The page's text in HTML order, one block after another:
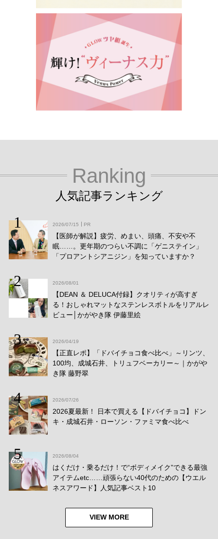
Ranking
人気記事ランキング
2026/07/15 PR
【医師が解説】疲労、めまい、頭痛、不安や不
眠……。更年期のつらい不調に「ゲニステイン」
「プロアントシアニジン」を知っていますか？
2026/08/01
【DEAN ＆ DELUCA付録】クオリティが高すぎ
る！おしゃれマットなステンレスボトルをリアルレ
ビュー│かがやき隊 伊藤里絵
2026/04/19
【正直レポ】「ドバイチョコ食べ比べ」～リンツ、
100均、成城石井、トリュフベーカリー～｜かがや
き隊 藤野翠
2026/07/26
2026夏最新！ 日本で買える【ドバイチョコ】ドン
キ・成城石井・ローソン・ファミマ食べ比べ
2026/08/04
はくだけ・乗るだけ！で“ボディメイク”できる最強
アイテムetc……頑張らない40代のための【ウエル
ネスアワード】人気記事ベスト10
VIEW MORE